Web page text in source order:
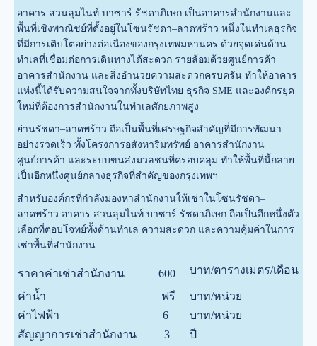
อาคาร สวนลุมไนท์ บาซาร์ รัชดาภิเษก เป็นอาคารสำนักงานและ
พื้นที่เชิงพาณิชย์ที่ตั้งอยู่ในโซนรัชดา–ลาดพร้าว หนึ่งในทำเลธุรกิจ
ที่มีการเติบโตอย่างต่อเนื่องของกรุงเทพมหานคร ด้วยจุดเด่นด้าน
ทำเลที่เชื่อมต่อการเดินทางได้สะดวก รายล้อมด้วยศูนย์การค้า
อาคารสำนักงาน และสิ่งอำนวยความสะดวกครบครัน ทำให้อาคาร
แห่งนี้ได้รับความสนใจจากทั้งบริษัทไทย ธุรกิจ SME และองค์กรยุค
ใหม่ที่ต้องการสำนักงานในทำเลศักยภาพสูง
ย่านรัชดา–ลาดพร้าว ถือเป็นพื้นที่เศรษฐกิจสำคัญที่มีการพัฒนา
อย่างรวดเร็ว ทั้งโครงการอสังหาริมทรัพย์ อาคารสำนักงาน
ศูนย์การค้า และระบบขนส่งมวลชนที่ครอบคลุม ทำให้พื้นที่นี้กลาย
เป็นอีกหนึ่งศูนย์กลางธุรกิจที่สำคัญของกรุงเทพฯ
สำหรับองค์กรที่กำลังมองหาสำนักงานให้เช่าในโซนรัชดา–
ลาดพร้าว อาคาร สวนลุมไนท์ บาซาร์ รัชดาภิเษก ถือเป็นอีกหนึ่งตัว
เลือกที่ตอบโจทย์ทั้งด้านทำเล ความสะดวก และความคุ้มค่าในการ
เช่าพื้นที่สำนักงาน
ราคาค่าเช่าสำนักงาน 600 บาท/ตารางเมตร/เดือน
ค่าน้ำ ฟรี
บาท/หน่วย
ค่าไฟฟ้า
6
บาท/หน่วย
สัญญาการเช่าสำนักงาน
3
ปี